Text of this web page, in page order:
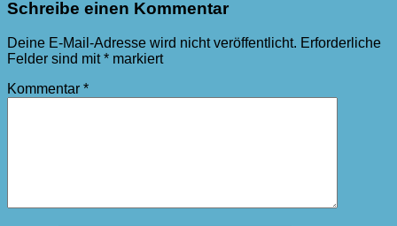
Schreibe einen Kommentar
Deine E-Mail-Adresse wird nicht veröffentlicht. Erforderliche
Felder sind mit* markiert
Kommentar *